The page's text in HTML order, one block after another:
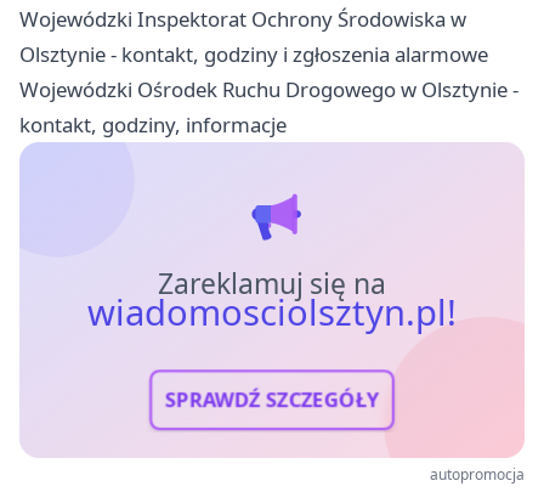
Wojewódzki Inspektorat Ochrony Środowiska w
Olsztynie - kontakt, godziny i zgłoszenia alarmowe
Wojewódzki Ośrodek Ruchu Drogowego w Olsztynie -
kontakt, godziny, informacje
Zareklamuj się na
wiadomosciolsztyn.pl!
SPRAWDŹ SZCZEGÓŁY
autopromocja